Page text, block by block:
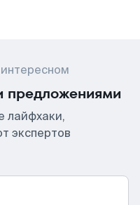
предложениями
лайфхаки,
экспертов